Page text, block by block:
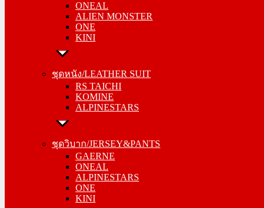
ONEAL
ALIEN MONSTER
ONE
KINI
ชุดหนัง/LEATHER SUIT
RS TAICHI
KOMINE
ALPINESTARS
ชุดวิบาก/JERSEY&PANTS
GAERNE
ONEAL
ALPINESTARS
ONE
KINI
ONE
KINI
ชุดหนัง/LEATHER SUIT
KOMINE
ALPINESTARS
ชุดวิบาก/JERSEY&PANTS
ONEAL
ALPINESTARS
ONE
KINI